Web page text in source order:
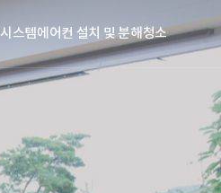
시스템에어컨 설치 및 분해청소